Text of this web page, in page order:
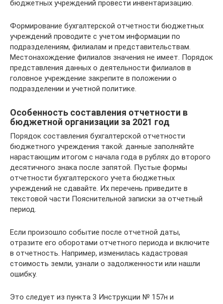
бюджетных учреждений провести инвентаризацию.
Формирование бухгалтерской отчетности бюджетных
учреждений проводите с учетом информации по
подразделениям, филиалам и представительствам.
Местонахождение филиалов значения не имеет. Порядок
представления данных о деятельности филиалов в
головное учреждение закрепите в положении о
подразделении и учетной политике.
Особенность составления отчетности в
бюджетной организации за 2021 год
Порядок составления бухгалтерской отчетности
бюджетного учреждения такой: данные заполняйте
нарастающим итогом с начала года в рублях до второго
десятичного знака после запятой. Пустые формы
отчетности бухгалтерского учета бюджетных
учреждений не сдавайте. Их перечень приведите в
текстовой части Пояснительной записки за отчетный
период.
Если произошло событие после отчетной даты,
отразите его оборотами отчетного периода и включите
в отчетность. Например, изменилась кадастровая
стоимость земли, узнали о задолженности или нашли
ошибку.
Это следует из пункта 3 Инструкции № 157н и